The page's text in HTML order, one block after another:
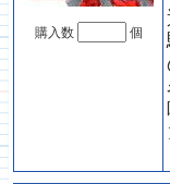
購入数 個